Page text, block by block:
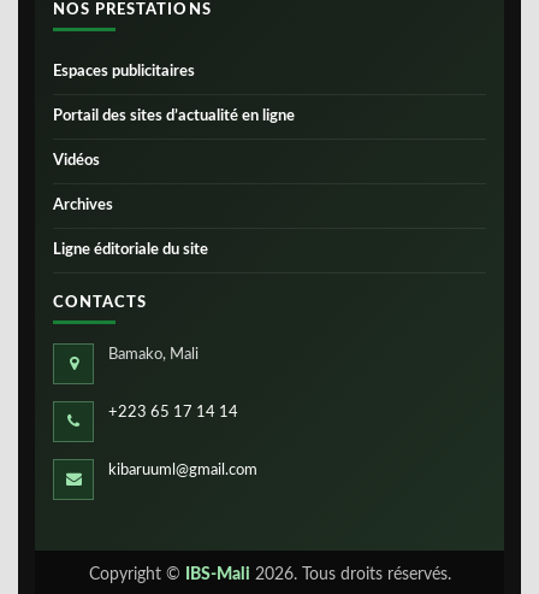
NOS PRESTATIONS
Espaces publicitaires
Portail des sites d’actualité en ligne
Vidéos
Archives
Ligne éditoriale du site
CONTACTS
Bamako, Mali
+223 65 17 14 14
kibaruuml@gmail.com
Copyright © IBS-Mali 2026. Tous droits réservés.